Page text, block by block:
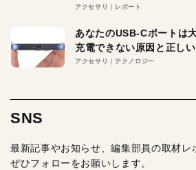
アクセサリ レポート
あなたのUSB-Cポートは
充電できない原因と正し
アクセサリ テクノロジー
SNS
最新記事やお知らせ、編集部員の取材レ
ぜひフォローをお願いします。